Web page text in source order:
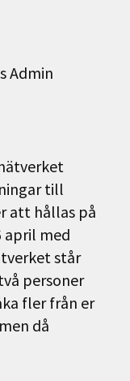
Admin
till
att hållas på
april med
står
personer
fler från er
då